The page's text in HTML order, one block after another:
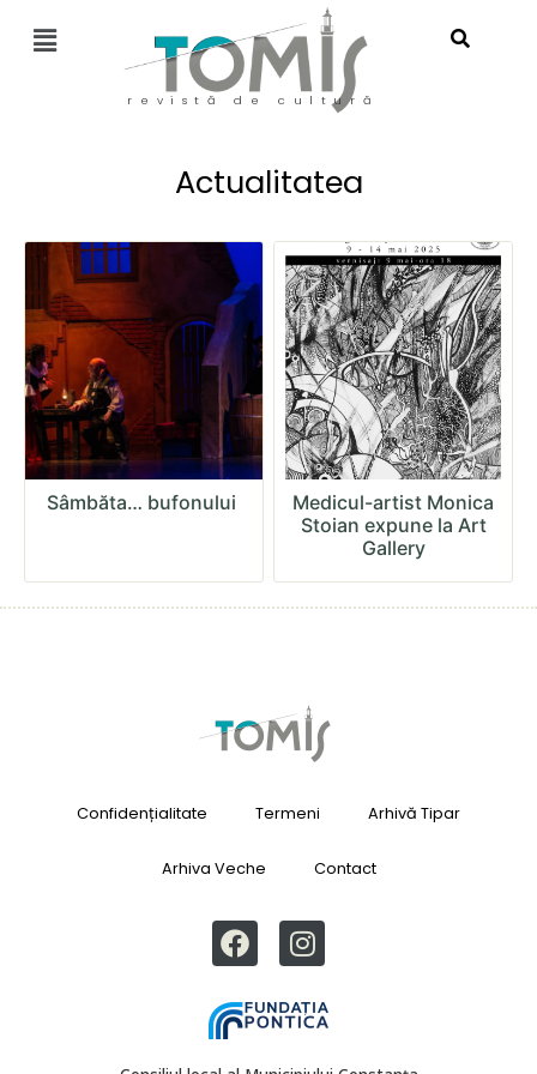
revistă de cultură
Actualitatea
Sâmbăta… bufonului
Medicul-artist Monica
Stoian expune la Art
Gallery
Confidențialitate Termeni Arhivă Tipar
Arhiva Veche Contact